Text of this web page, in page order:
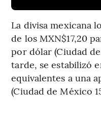
La divisa mexicana
de los MXN$17,20
por dólar (Ciudad
tarde, se estabilizó
equivalentes a una
(Ciudad de México